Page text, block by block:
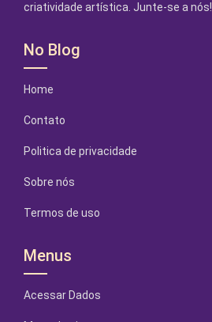
criatividade artística. Junte-se a nós!
No Blog
Home
Contato
Politica de privacidade
Sobre nós
Termos de uso
Menus
Acessar Dados